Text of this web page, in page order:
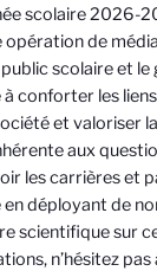
scolaire 2026-
opération de
scolaire et le
conforter les
et valoriser la
aux
les carrières et
déployant de
scientifique sur
n’hésitez